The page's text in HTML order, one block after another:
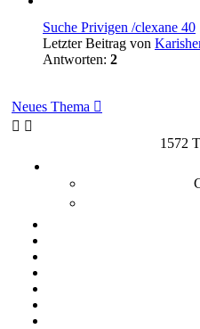
Suche Privigen /clexane 40
Letzter Beitrag von
Antworten: 2
Neues Thema
1572